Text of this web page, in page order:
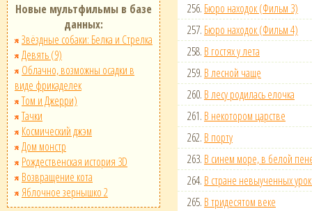
Новые мультфильмы в базе
данных:
Звёздные собаки: Белка и Стрелка
Девять (9)
Облачно, возможны осадки в
виде фрикаделек
Том и Джерри)
Тачки
Космический джэм
Дом монстр
Рождественская история 3D
Возвращение кота
Яблочное зернышко 2
256. Бюро находок (Фильм 3)
257. Бюро находок (Фильм 4)
258. В гостях у лета
259. В лесной чаще
260. В лесу родилась елочка
261. В некотором царстве
262. В порту
263. В синем море, в белой
264. В стране невыученных
265. В тридесятом веке